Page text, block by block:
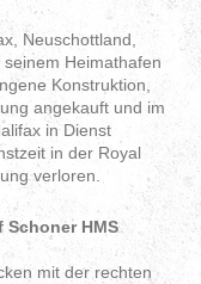
Neu­schott­land,
Heimathafen
Konstruk­tion,
angekauft und im
in Dienst
in der Royal
verloren.
HMS
mit der rechten